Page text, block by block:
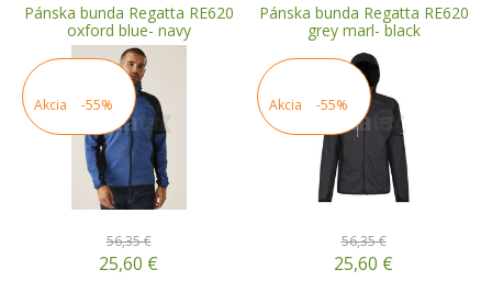
Pánska bunda Regatta RE620
oxford blue- navy
Akcia -55%
56,35 €
25,60 €
Pánska bunda Regatta RE620
grey marl- black
Akcia -55%
56,35 €
25,60 €